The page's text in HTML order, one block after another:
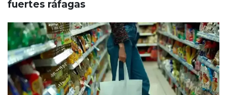
fuertes ráfagas